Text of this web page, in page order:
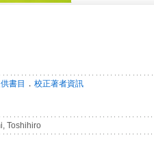
書目 ． 校正著者資訊
Toshihiro